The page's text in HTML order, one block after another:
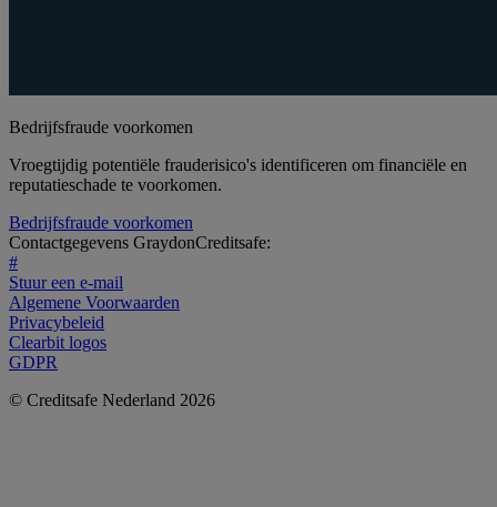
Bedrijfsfraude voorkomen
Vroegtijdig potentiële frauderisico's identificeren om financiële en
reputatieschade te voorkomen.
Bedrijfsfraude voorkomen
Contactgegevens GraydonCreditsafe:
#
Stuur een e-mail
Algemene Voorwaarden
Privacybeleid
Clearbit logos
GDPR
© Creditsafe Nederland 2026